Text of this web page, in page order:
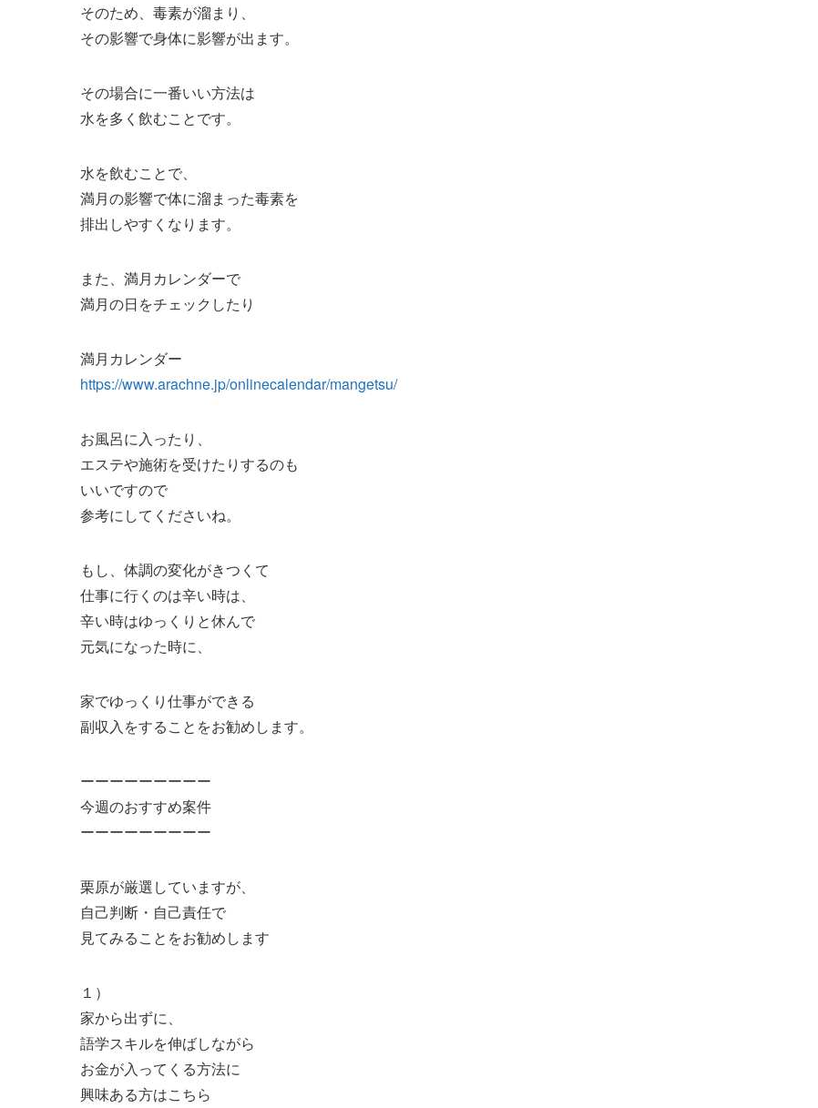
そのため、毒素が溜まり、
その影響で身体に影響が出ます。
その場合に一番いい方法は
水を多く飲むことです。
水を飲むことで、
満月の影響で体に溜まった毒素を
排出しやすくなります。
また、満月カレンダーで
満月の日をチェックしたり
満月カレンダー
https://www.arachne.jp/onlinecalendar/mangetsu/
お風呂に入ったり、
エステや施術を受けたりするのも
いいですので
参考にしてくださいね。
もし、体調の変化がきつくて
仕事に行くのは辛い時は、
辛い時はゆっくりと休んで
元気になった時に、
家でゆっくり仕事ができる
副収入をすることをお勧めします。
ーーーーーーーーー
今週のおすすめ案件
ーーーーーーーーー
栗原が厳選していますが、
自己判断・自己責任で
見てみることをお勧めします
１）
家から出ずに、
語学スキルを伸ばしながら
お金が入ってくる方法に
興味ある方はこちら